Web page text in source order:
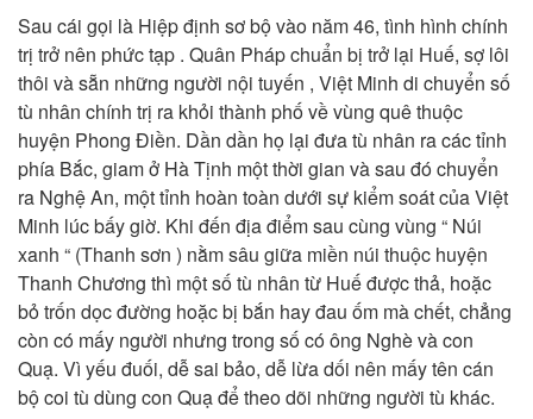
Sau cái gọi là Hiệp định sơ bộ vào năm 46, tình hình chính
trị trở nên phức tạp . Quân Pháp chuẩn bị trở lại Huế, sợ lôi
thôi và sẵn những người nội tuyến , Việt Minh di chuyển số
tù nhân chính trị ra khỏi thành phố về vùng quê thuộc
huyện Phong Điền. Dần dần họ lại đưa tù nhân ra các tỉnh
phía Bắc, giam ở Hà Tịnh một thời gian và sau đó chuyển
ra Nghệ An, một tỉnh hoàn toàn dưới sự kiểm soát của Việt
Minh lúc bấy giờ. Khi đến địa điểm sau cùng vùng “ Núi
xanh “ (Thanh sơn ) nằm sâu giữa miền núi thuộc huyện
Thanh Chương thì một số tù nhân từ Huế được thả, hoặc
bỏ trốn dọc đường hoặc bị bắn hay đau ốm mà chết, chẳng
còn có mấy người nhưng trong số có ông Nghè và con
Quạ. Vì yếu đuối, dễ sai bảo, dễ lừa dối nên mấy tên cán
bộ coi tù dùng con Quạ để theo dõi những người tù khác.